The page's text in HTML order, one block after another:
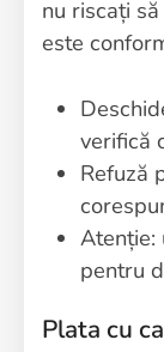
nu riscați
este
verifică
Refuză
Atenție:
pentru
Plata cu